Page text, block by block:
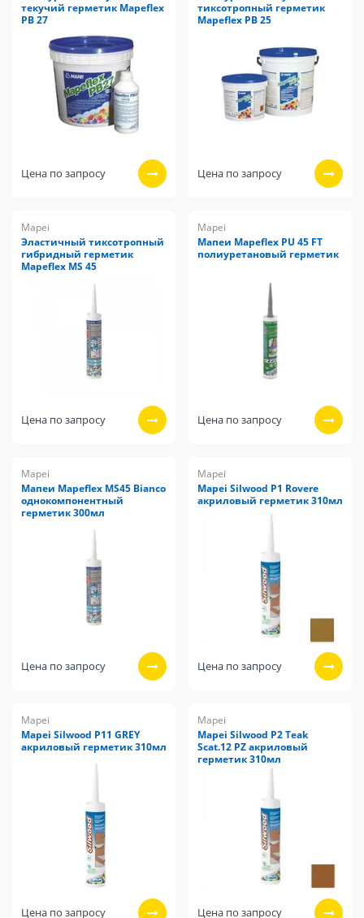
текучий герметик Mapeflex
PB 27
Цена по запросу
тиксотропный герметик
Mapeflex PB 25
Цена по запросу
Mapei
Эластичный тиксотропный
гибридный герметик
Mapeflex MS 45
Цена по запросу
Mapei
Мапеи Mapeflex PU 45 FT
полиуретановый герметик
Цена по запросу
Mapei
Мапеи Mapeflex MS45 Bianco
однокомпонентный
герметик 300мл
Цена по запросу
Mapei
Mapei Silwood P1 Rovere
акриловый герметик 310мл
Цена по запросу
Mapei
Mapei Silwood P11 GREY
акриловый герметик 310мл
Цена по запросу
Mapei
Mapei Silwood P2 Teak
Scat.12 PZ акриловый
герметик 310мл
Цена по запросу